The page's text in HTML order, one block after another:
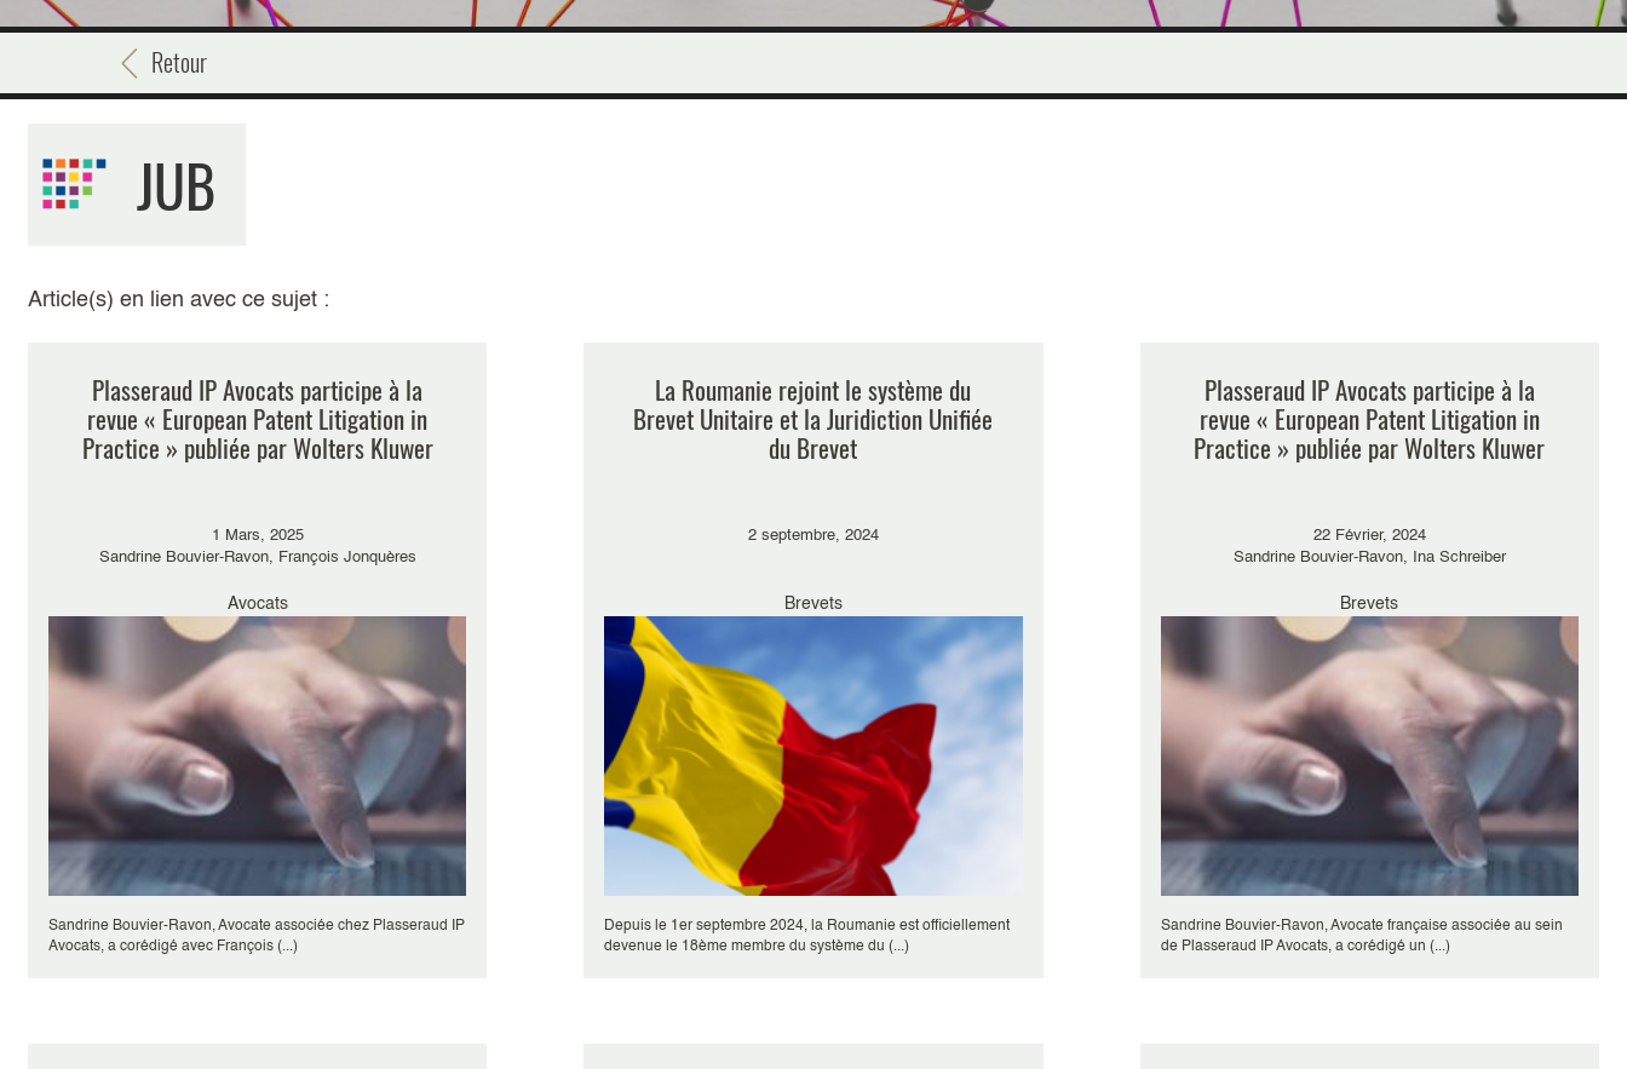
Retour
JUB
Article(s) en lien avec ce sujet :
Plasseraud IP Avocats participe à la
revue « European Patent Litigation in
Practice » publiée par Wolters Kluwer
1 Mars, 2025
Sandrine Bouvier-Ravon, François Jonquères
Avocats
Sandrine Bouvier-Ravon, Avocate associée chez Plasseraud IP
Avocats, a corédigé avec François (...)
La Roumanie rejoint le système du
Brevet Unitaire et la Juridiction Unifiée
du Brevet
2 septembre, 2024
Brevets
Depuis le 1er septembre 2024, la Roumanie est officiellement
devenue le 18ème membre du système du (...)
Plasseraud IP Avocats participe à la
revue « European Patent Litigation in
Practice » publiée par Wolters Kluwer
22 Février, 2024
Sandrine Bouvier-Ravon, Ina Schreiber
Brevets
Sandrine Bouvier-Ravon, Avocate française associée au sein
de Plasseraud IP Avocats, a corédigé un (...)